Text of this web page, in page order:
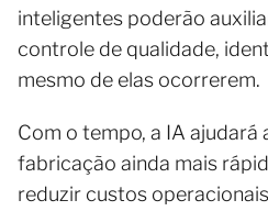
inteligentes poderão
controle de qualidade,
mesmo de elas ocorrerem.
Com o tempo, a IA ajudará
fabricação ainda mais
reduzir custos